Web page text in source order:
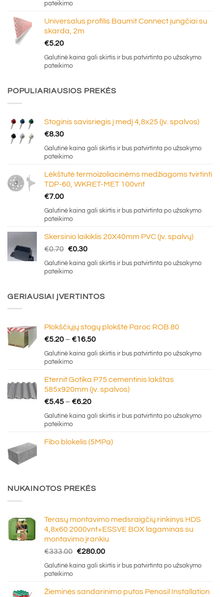
pateikimo
Universalus profilis Baumit Connect jungčiai su
skarda, 2m
€5.20
Galutinė kaina gali skirtis ir bus patvirtinta po užsakymo
pateikimo
POPULIARIAUSIOS PREKĖS
Stoginis savisriegis į medį 4,8x25 (įv. spalvos)
€8.30
Galutinė kaina gali skirtis ir bus patvirtinta po užsakymo
pateikimo
Lėkštutė termoizoliacinėms medžiagoms tvirtinti
TDP-60, WKRET-MET 100vnt
€7.00
Galutinė kaina gali skirtis ir bus patvirtinta po užsakymo
pateikimo
Skersinio laikiklis 20X40mm PVC (įv. spalvų)
€0.70 Original
price
was:
€0.30Current
price
is:
Galutinė kaina gali skirtis ir bus patvirtinta po užsakymo
pateikimo
GERIAUSIAI ĮVERTINTOS
Plokščiųjų stogų plokštė Paroc ROB 80
€5.20 – €16.50Price
range:
€16.50
Galutinė kaina gali skirtis ir bus patvirtinta po užsakymo
pateikimo
Eternit Gotika P75 cementinis lakštas
585x920mm (įv. spalvos)
€5.45 – €6.20Price
range:
€6.20
Galutinė kaina gali skirtis ir bus patvirtinta po užsakymo
pateikimo
Fibo blokelis (5MPa)
NUKAINOTOS PREKĖS
Terasų montavimo medsraigčių rinkinys HDS
4,8x60 2000vnt+ESSVE BOX lagaminas su
montavimo įrankiu
€333.00 Original
price
was:
€280.00Current
price
Galutinė kaina gali skirtis ir bus patvirtinta po užsakymo
pateikimo
Žieminės sandarinimo putos Penosil Installation